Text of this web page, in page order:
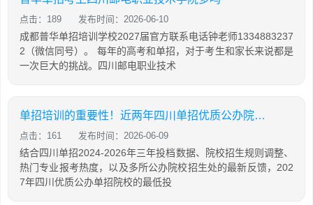
点击：189 发布时间：2026-06-10
成都普华单招培训学校2027届官方联系电话钟老师1334883237
2（微信同号）。 每年的高考和单招，对于考生和家长来说都是
一次巨大的挑战。四川邮电职业技术
单招培训的重要性！近两年四川单招优质公办院校分数上涨，预计27年将继续涨分
点击：161 发布时间：2026-06-09
结合四川单招2024-2026年三年投档数据、院校招生规则调整、
热门专业报考热度，以及多所公办院校招生处的最新反馈，202
7年四川优质公办单招院校的最低投